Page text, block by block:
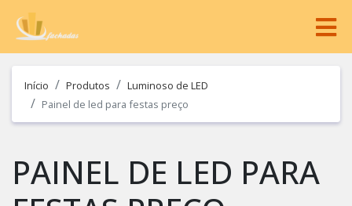
Início Produtos
Luminoso de LED
Painel de led para festas preço
PAINEL DE LED PARA